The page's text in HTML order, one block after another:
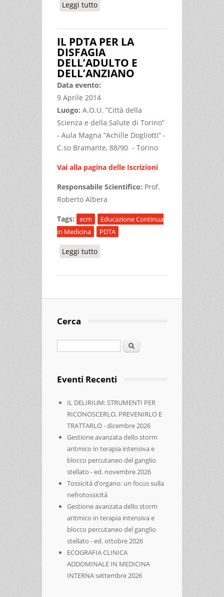
Leggi tutto
CARICO IN PIEMONTE
IL PDTA PER LA
DISFAGIA
DELL’ADULTO E
DELL’ANZIANO
Data evento:
9 Aprile 2014
Luogo: A.O.U. ”Città della
Scienza e della Salute di Torino”
- Aula Magna “Achille Dogliotti” -
C.so Bramante, 88/90 - Torino
Vai alla pagina delle Iscrizioni
Responsabile Scientifico: Prof.
Roberto Albera
Tags: ecm
Educazione Continua
in Medicina
PDTA
Leggi tutto
Cerca
Cerca
Eventi Recenti
IL DELIRIUM: STRUMENTI PER
RICONOSCERLO, PREVENIRLO E
TRATTARLO - dicembre 2026
Gestione avanzata dello storm
aritmico in terapia intensiva e
blocco percutaneo del ganglio
stellato - ed. novembre 2026
Tossicitá d’organo: un focus sulla
nefrotossicitá
Gestione avanzata dello storm
aritmico in terapia intensiva e
blocco percutaneo del ganglio
stellato - ed. ottobre 2026
ECOGRAFIA CLINICA
ADDOMINALE IN MEDICINA
INTERNA settembre 2026